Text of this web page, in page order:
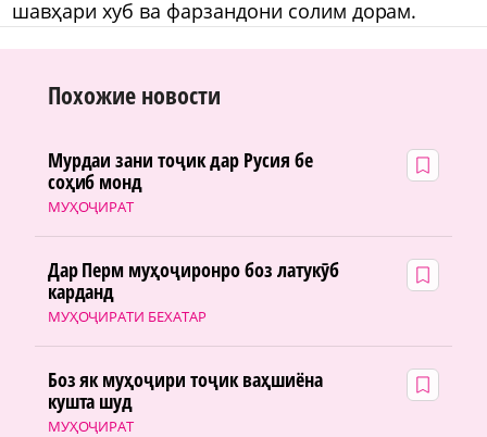
шавҳари хуб ва фарзандони солим дорам.
Похожие новости
МУҲОҶИРАТ
Мурдаи зани тоҷик дар Русия бе
соҳиб монд
МУҲОҶИРАТИ БЕХАТАР
Дар Перм муҳоҷиронро боз латукӯб
карданд
МУҲОҶИРАТ
Боз як муҳоҷири тоҷик ваҳшиёна
кушта шуд